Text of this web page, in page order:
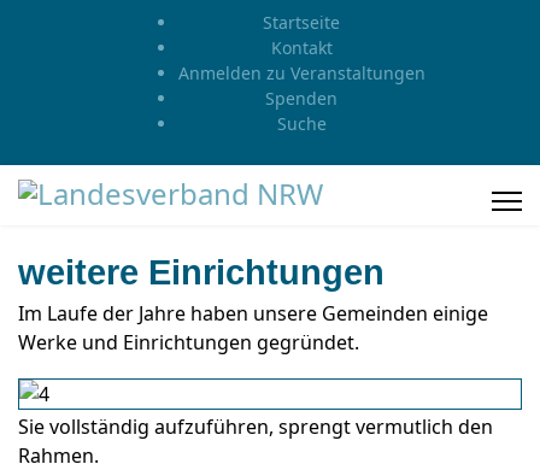
Startseite
Kontakt
Anmelden zu Veranstaltungen
Spenden
Suche
weitere Einrichtungen
Im Laufe der Jahre haben unsere Gemeinden einige
Werke und Einrichtungen gegründet.
Sie vollständig aufzuführen, sprengt vermutlich den
Rahmen.